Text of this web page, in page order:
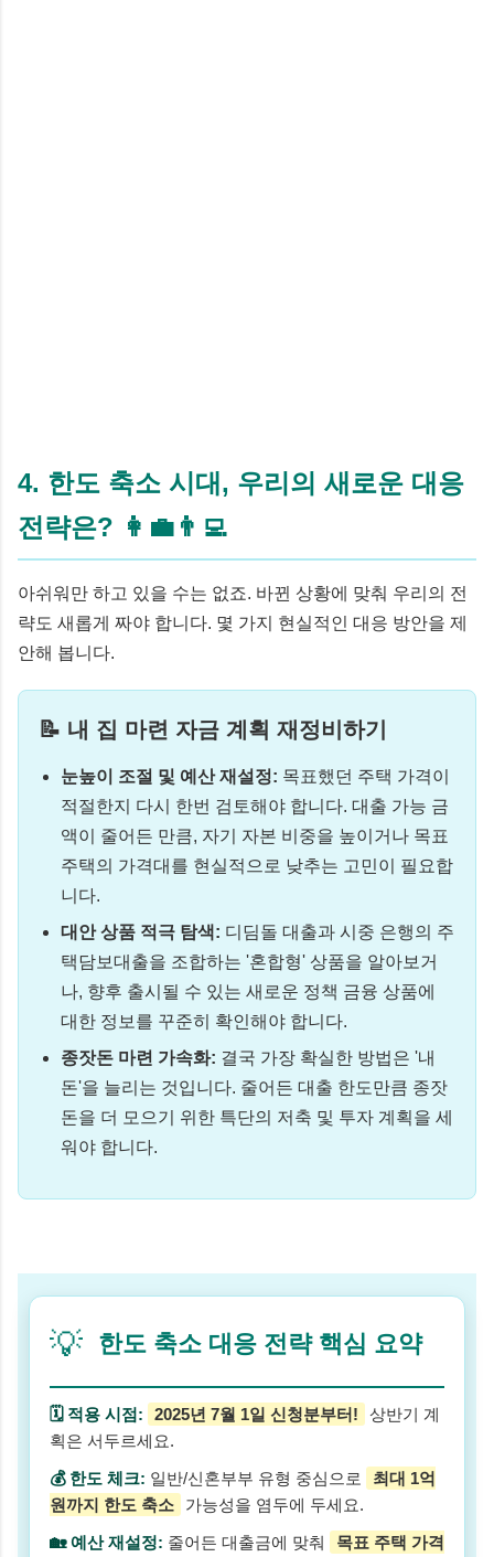
4. 한도 축소 시대, 우리의 새로운 대응
전략은? 👩‍💼👨‍💻
아쉬워만 하고 있을 수는 없죠. 바뀐 상황에 맞춰 우리의 전
략도 새롭게 짜야 합니다. 몇 가지 현실적인 대응 방안을 제
안해 봅니다.
📝 내 집 마련 자금 계획 재정비하기
눈높이 조절 및 예산 재설정: 목표했던 주택 가격이
적절한지 다시 한번 검토해야 합니다. 대출 가능 금
액이 줄어든 만큼, 자기 자본 비중을 높이거나 목표
주택의 가격대를 현실적으로 낮추는 고민이 필요합
니다.
대안 상품 적극 탐색: 디딤돌 대출과 시중 은행의 주
택담보대출을 조합하는 '혼합형' 상품을 알아보거
나, 향후 출시될 수 있는 새로운 정책 금융 상품에
대한 정보를 꾸준히 확인해야 합니다.
종잣돈 마련 가속화: 결국 가장 확실한 방법은 '내
돈'을 늘리는 것입니다. 줄어든 대출 한도만큼 종잣
돈을 더 모으기 위한 특단의 저축 및 투자 계획을 세
워야 합니다.
💡 한도 축소 대응 전략 핵심 요약
🗓️ 적용 시점: 2025년 7월 1일 신청분부터!
상반기 계
획은 서두르세요.
💰 한도 체크: 일반/신혼부부 유형 중심으로
최대 1억
원까지 한도 축소
가능성을 염두에 두세요.
🏡 예산 재설정: 줄어든 대출금에 맞춰 목표 주택 가격